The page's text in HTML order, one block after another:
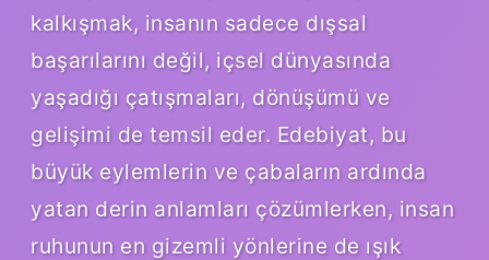
kalkışmak, insanın sadece dışsal
başarılarını değil, içsel dünyasında
yaşadığı çatışmaları, dönüşümü ve
gelişimi de temsil eder. Edebiyat, bu
büyük eylemlerin ve çabaların ardında
yatan derin anlamları çözümlerken, insan
ruhunun en gizemli yönlerine de ışık